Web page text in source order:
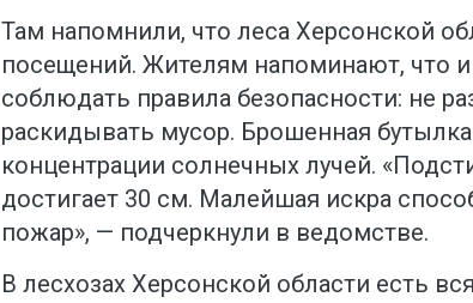
Там напомнили, что леса Херсонской
посещений. Жителям напоминают, что
соблюдать правила безопасности: не
раскидывать мусор. Брошенная
концентрации солнечных лучей.
достигает 30 см. Малейшая искра
пожар», — подчеркнули в ведомстве.
В лесхозах Херсонской области есть